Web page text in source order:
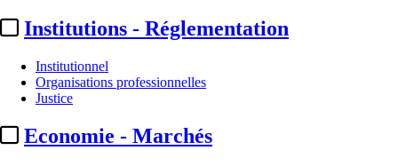
Institutions - Réglementation
Institutionnel
Organisations professionnelles
Justice
Economie - Marchés